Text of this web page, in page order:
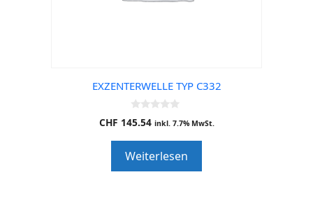
EXZENTERWELLE TYP C332
0
o
o
f
5
CHF 145.54 inkl. 7.7% MwSt.
Weiterlesen